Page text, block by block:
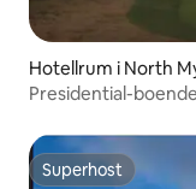
Hotellrum i North
Presidential-
Superhost
Superhost